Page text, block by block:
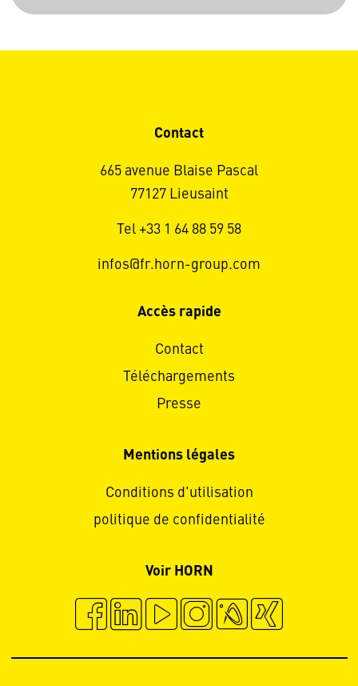
Contact
665 avenue Blaise Pascal
77127 Lieusaint
Tel +33 1 64 88 59 58
infos@fr.horn-group.com
Accès rapide
Contact
Téléchargements
Presse
Mentions légales
Conditions d'utilisation
politique de confidentialité
Voir HORN